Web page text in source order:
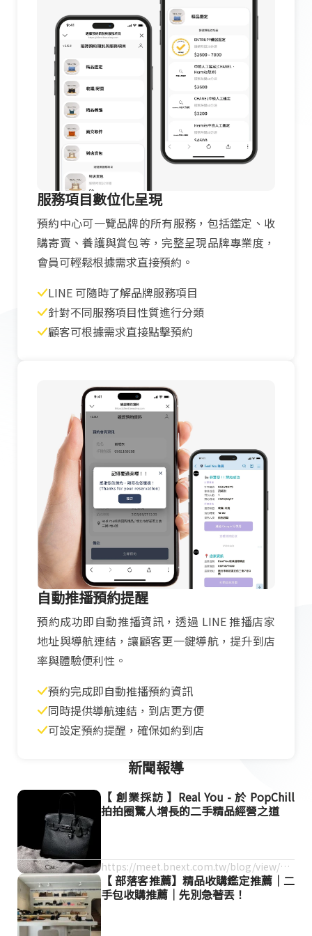
服務項目數位化呈現
預約中心可一覽品牌的所有服務，包括鑑定、收
購寄賣、養護與賞包等，完整呈現品牌專業度，
會員可輕鬆根據需求直接預約。
LINE 可隨時了解品牌服務項目
針對不同服務項目性質進行分類
顧客可根據需求直接點擊預約
自動推播預約提醒
預約成功即自動推播資訊，透過 LINE 推播店家
地址與導航連結，讓顧客更一鍵導航，提升到店
率與體驗便利性。
預約完成即自動推播預約資訊
同時提供導航連結，到店更方便
可設定預約提醒，確保如約到店
新聞報導
【 創業採訪 】Real You - 於 PopChill
拍拍圈驚人增長的二手精品經營之道
https://meet.bnext.com.tw/blog/view/17
008
【 部落客推薦】精品收購鑑定推薦｜二
手包收購推薦｜先別急著丟！